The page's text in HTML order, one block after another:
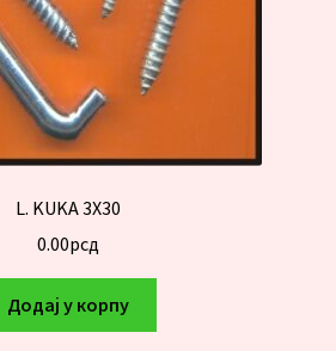
L. KUKA 3X30
0.00рсд
Додај у корпу